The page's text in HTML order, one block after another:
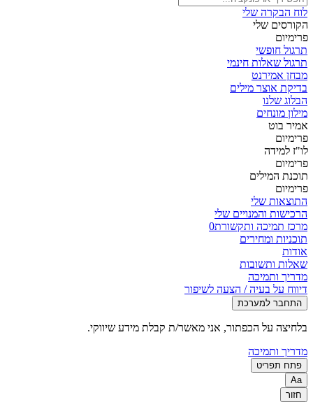
לוח הבקרה שלי
הקורסים שלי
פרימיום
תרגול חופשי
תרגול שאלות חינמי
מבחן אמירנט
בדיקת אוצר מילים
הבלוג שלנו
מילון מונחים
אמיר בוט
פרימיום
לו"ז למידה
פרימיום
תוכנת המילים
פרימיום
התוצאות שלי
הרכישות והמנויים שלי
מרכז תמיכה ותקשורת0
תוכניות ומחירים
אודות
שאלות ותשובות
מדריך ותמיכה
דיווח על בעיה / הצעה לשיפור
התחבר למערכת
בלחיצה על הכפתור, אני מאשר/ת קבלת מידע שיווקי.
מדריך ותמיכה
פתח תפריט
Aa
חזור